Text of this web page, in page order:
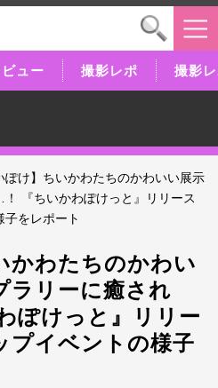
ビュー 撮影レポ 撮影
ぽけ】ちいかわたちのかわいい展示
『ちいかわぽけっと』リリース
をレポート
かわたちのかわい
ラリーに癒され
ぽけっと』リリー
プイベントの様子